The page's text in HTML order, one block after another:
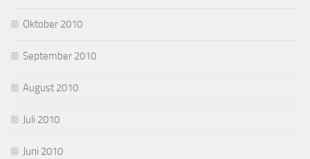
Oktober 2010
September 2010
August 2010
Juli 2010
Juni 2010